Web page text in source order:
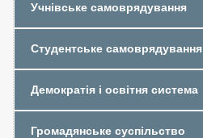
Учнівське самоврядування
Студентське самоврядування
Демократія і освітня система
Громадянське суспільство